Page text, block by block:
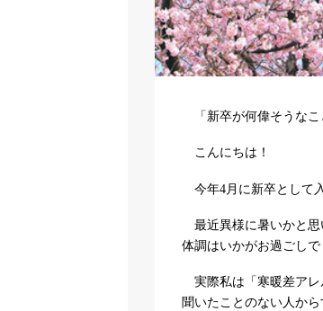
「新卒が何偉そうなこ
こんにちは！
今年4月に新卒として
最近異様に暑いかと思
体調はいかがお過ごしで
実際私は「寒暖差アレ
聞いたことのない人か